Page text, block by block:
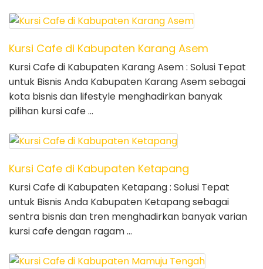
Kursi Cafe di Kabupaten Karang Asem
Kursi Cafe di Kabupaten Karang Asem : Solusi Tepat
untuk Bisnis Anda Kabupaten Karang Asem sebagai
kota bisnis dan lifestyle menghadirkan banyak
pilihan kursi cafe …
Kursi Cafe di Kabupaten Ketapang
Kursi Cafe di Kabupaten Ketapang : Solusi Tepat
untuk Bisnis Anda Kabupaten Ketapang sebagai
sentra bisnis dan tren menghadirkan banyak varian
kursi cafe dengan ragam …